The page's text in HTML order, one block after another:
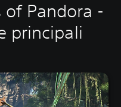
Pandora -
principali